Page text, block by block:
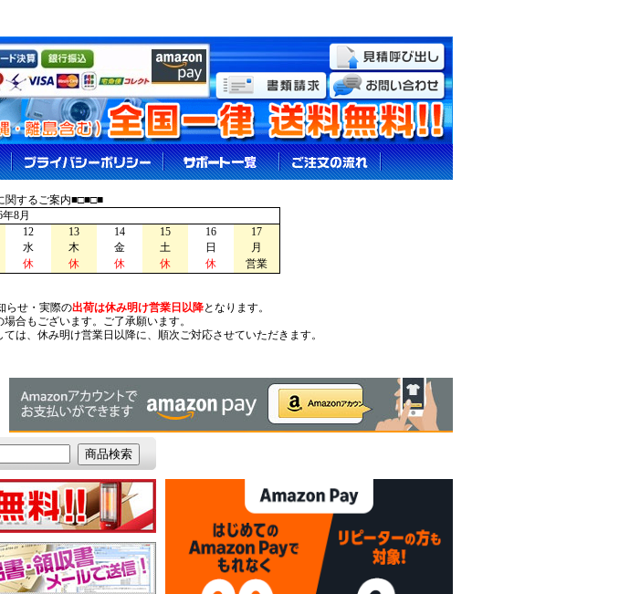
関するご案内■□■□■
年8月
12 13 14 15 16
17
水 木 金 土 日
月
休 休 休 休 休
営業
らせ・実際の出荷は休み明け営業日以降となります。
合もございます。ご了承願います。
、休み明け営業日以降に、順次ご対応させていただきます。